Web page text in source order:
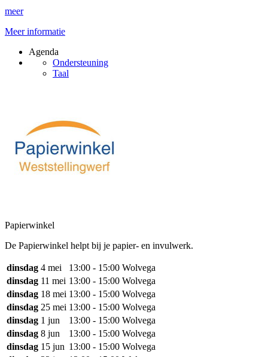
meer
Meer informatie
Agenda
Ondersteuning
Taal
Papierwinkel
De Papierwinkel helpt bij je papier- en invulwerk.
dinsdag 4 mei 13:00 - 15:00 Wolvega
dinsdag 11 mei 13:00 - 15:00 Wolvega
dinsdag 18 mei 13:00 - 15:00 Wolvega
dinsdag 25 mei 13:00 - 15:00 Wolvega
dinsdag 1 jun 13:00 - 15:00 Wolvega
dinsdag 8 jun 13:00 - 15:00 Wolvega
dinsdag 15 jun 13:00 - 15:00 Wolvega